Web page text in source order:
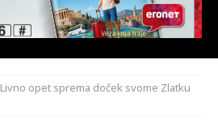
Livno opet sprema doček svome Zlatku